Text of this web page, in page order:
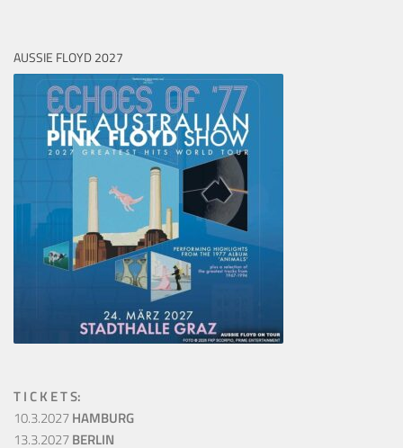
AUSSIE FLOYD 2027
T I C K E T S:
10.3.2027HAMBURG
13.3.2027BERLIN